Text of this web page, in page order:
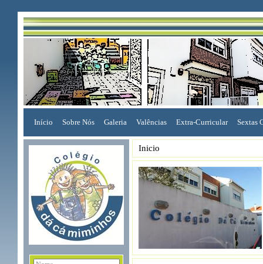
Início Sobre Nós Galeria Valências Extra-Curricular Sextas
Inicio